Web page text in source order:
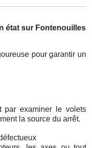
état sur Fontenouilles
pour garantir un
par examiner le volets
la source du arrêt.